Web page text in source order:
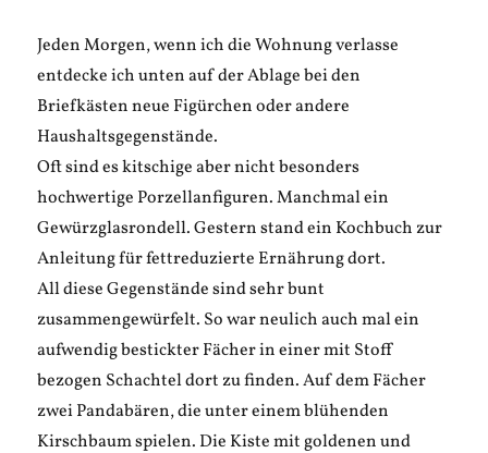
Jeden Morgen, wenn ich die Wohnung verlasse
entdecke ich unten auf der Ablage bei den
Briefkästen neue Figürchen oder andere
Haushaltsgegenstände.
Oft sind es kitschige aber nicht besonders
hochwertige Porzellanfiguren. Manchmal ein
Gewürzglasrondell. Gestern stand ein Kochbuch zur
Anleitung für fettreduzierte Ernährung dort.
All diese Gegenstände sind sehr bunt
zusammengewürfelt. So war neulich auch mal ein
aufwendig bestickter Fächer in einer mit Stoff
bezogen Schachtel dort zu finden. Auf dem Fächer
zwei Pandabären, die unter einem blühenden
Kirschbaum spielen. Die Kiste mit goldenen und